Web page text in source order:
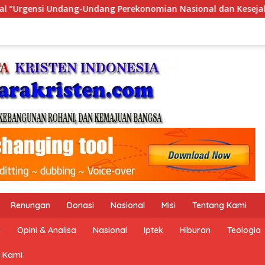
dan Kesejahteraan Sosial dalam Menata Bangsa
Renungan Donasi Nasional Misi Tentang Kami
Opini & Analisa Nasional Iptek Hiburan Teologia
Kami